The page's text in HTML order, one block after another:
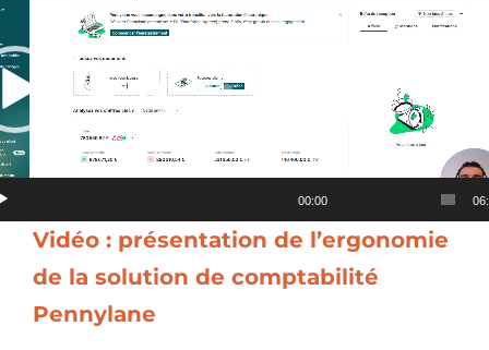
Vidéo : présentation de l’ergonomie
de la solution de comptabilité
Pennylane
00:00